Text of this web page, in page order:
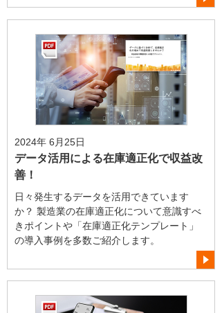
2024年 6月25日
データ活用による在庫適正化で収益改
善！
日々発生するデータを活用できています
か？ 製造業の在庫適正化について意識すべ
きポイントや「在庫適正化テンプレート」
の導入事例を多数ご紹介します。